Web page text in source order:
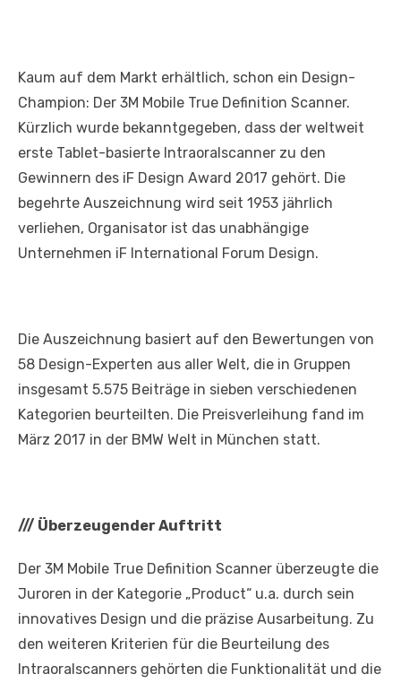
Kaum auf dem Markt erhältlich, schon ein Design-
Champion: Der 3M Mobile True Definition Scanner.
Kürzlich wurde bekanntgegeben, dass der weltweit
erste Tablet-basierte Intraoralscanner zu den
Gewinnern des iF Design Award 2017 gehört. Die
begehrte Auszeichnung wird seit 1953 jährlich
verliehen, Organisator ist das unabhängige
Unternehmen iF International Forum Design.
Die Auszeichnung basiert auf den Bewertungen von
58 Design-Experten aus aller Welt, die in Gruppen
insgesamt 5.575 Beiträge in sieben verschiedenen
Kategorien beurteilten. Die Preisverleihung fand im
März 2017 in der BMW Welt in München statt.
/// Überzeugender Auftritt
Der 3M Mobile True Definition Scanner überzeugte die
Juroren in der Kategorie „Product“ u.a. durch sein
innovatives Design und die präzise Ausarbeitung. Zu
den weiteren Kriterien für die Beurteilung des
Intraoralscanners gehörten die Funktionalität und die